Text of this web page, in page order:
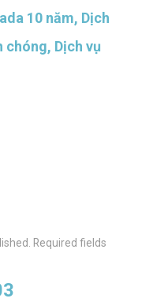
10 năm, Dịch
chóng, Dịch vụ
Required fields